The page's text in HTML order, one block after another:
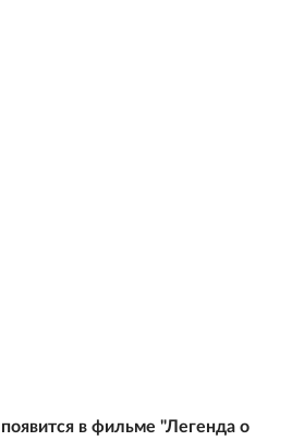
в фильме "Легенда о